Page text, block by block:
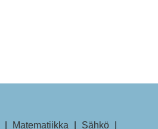
Matematiikka Sähkö